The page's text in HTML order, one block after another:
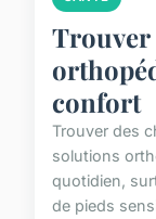
Trouver
confort
Trouver des
solutions
quotidien,
de pieds